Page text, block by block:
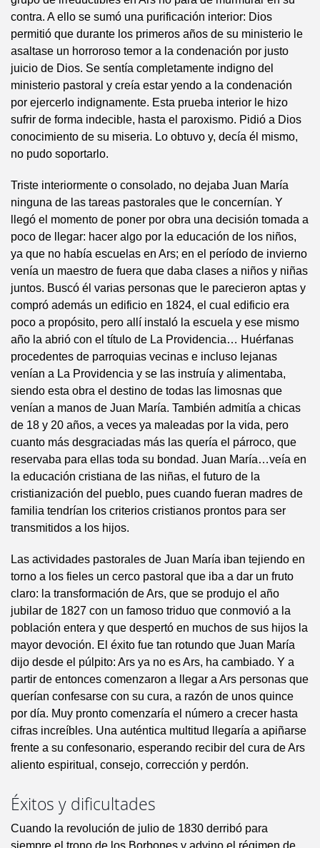
contra. A ello se sumó una purificación interior: Dios
permitió que durante los primeros años de su ministerio le
asaltase un horroroso temor a la condenación por justo
juicio de Dios. Se sentía completamente indigno del
ministerio pastoral y creía estar yendo a la condenación
por ejercerlo indignamente. Esta prueba interior le hizo
sufrir de forma indecible, hasta el paroxismo. Pidió a Dios
conocimiento de su miseria. Lo obtuvo y, decía él mismo,
no pudo soportarlo.
Triste interiormente o consolado, no dejaba Juan María
ninguna de las tareas pastorales que le concernían. Y
llegó el momento de poner por obra una decisión tomada a
poco de llegar: hacer algo por la educación de los niños,
ya que no había escuelas en Ars; en el período de invierno
venía un maestro de fuera que daba clases a niños y niñas
juntos. Buscó él varias personas que le parecieron aptas y
compró además un edificio en 1824, el cual edificio era
poco a propósito, pero allí instaló la escuela y ese mismo
año la abrió con el título de La Providencia… Huérfanas
procedentes de parroquias vecinas e incluso lejanas
venían a La Providencia y se las instruía y alimentaba,
siendo esta obra el destino de todas las limosnas que
venían a manos de Juan María. También admitía a chicas
de 18 y 20 años, a veces ya maleadas por la vida, pero
cuanto más desgraciadas más las quería el párroco, que
reservaba para ellas toda su bondad. Juan María…veía en
la educación cristiana de las niñas, el futuro de la
cristianización del pueblo, pues cuando fueran madres de
familia tendrían los criterios cristianos prontos para ser
transmitidos a los hijos.
Las actividades pastorales de Juan María iban tejiendo en
torno a los fieles un cerco pastoral que iba a dar un fruto
claro: la transformación de Ars, que se produjo el año
jubilar de 1827 con un famoso triduo que conmovió a la
población entera y que despertó en muchos de sus hijos la
mayor devoción. El éxito fue tan rotundo que Juan María
dijo desde el púlpito: Ars ya no es Ars, ha cambiado. Y a
partir de entonces comenzaron a llegar a Ars personas que
querían confesarse con su cura, a razón de unos quince
por día. Muy pronto comenzaría el número a crecer hasta
cifras increíbles. Una auténtica multitud llegaría a apiñarse
frente a su confesonario, esperando recibir del cura de Ars
aliento espiritual, consejo, corrección y perdón.
Éxitos y dificultades
Cuando la revolución de julio de 1830 derribó para
siempre el trono de los Borbones y advino el régimen de